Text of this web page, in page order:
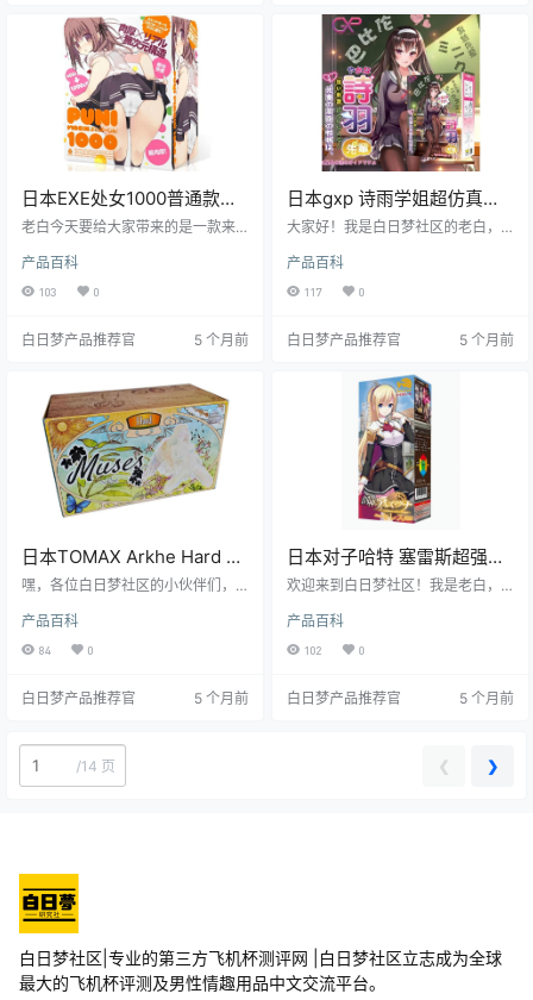
日本EXE处女1000普通款处
女宫柔软慢玩飞机杯测评报
老白今天要给大家带来的是一款来
1000普通款。这款飞机杯以其独特
的设计和出色的体验，深受众多绅
产品百科
103 0
白日梦产品推荐官 5 个月前
日本gxp 诗雨学姐超仿真飞
机杯测评报告
大家好！我是白日梦社区的老白，
诗雨学姐飞机杯的测评。gxp作为一
个在情趣用品领域小有名气的品
是凭借其逼真的外观和出色的体
我带你深入了解这款飞机杯的方方
产品百科
117 0
白日梦产品推荐官 5 个月前
日本TOMAX Arkhe Hard 仿
真硬质飞机杯测评报告
嘿，各位白日梦社区的小伙伴们，
家的Arkhe Hard飞机杯，这可是个
有意思的小玩意儿。TOMAX作为情
能，让不少小伙伴都跃跃欲试。接
手。
产品百科
84 0
白日梦产品推荐官 5 个月前
日本对子哈特 塞雷斯超强吸
力飞机杯测评报告
欢迎来到白日梦社区！我是老白，
师。今天，咱们就来聊聊日本对子
哈特塞雷斯超强吸力飞机杯，这玩
探究竟。
产品百科
102 0
白日梦产品推荐官 5 个月前
/14 页 ❮ ❯
白日梦社区|专业的第三方飞机杯测评网 |白日梦社区立志成为全球
最大的飞机杯评测及男性情趣用品中文交流平台。